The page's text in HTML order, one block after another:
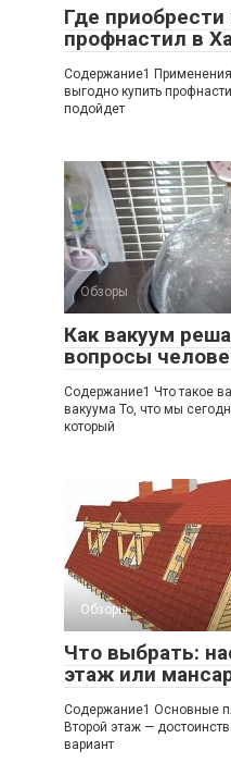
Где
профнастил в
Содержание1
выгодно купить
подойдет
Обзоры
Как вакуум
вопросы
Содержание1 Что такое
вакуума То, что мы
который
Обзоры
Что выбрать:
этаж или
Содержание1 Основные
Второй этаж —
вариант